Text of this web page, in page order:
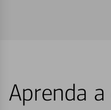
Aprenda